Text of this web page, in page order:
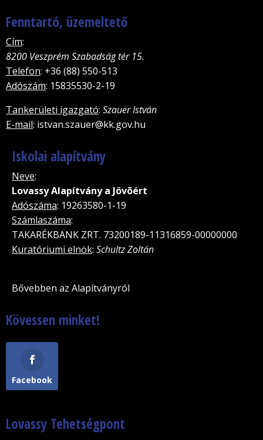
Fenntartó, üzemeltető
Cím:
8200 Veszprém Szabadság tér 15.
Telefon: +36 (88) 550-513
Adószám: 15835530-2-19
Tankerületi igazgató: Szauer István
E-mail: istvan.szauer@kk.gov.hu
Iskolai alapítvány
Neve:
Lovassy Alapítvány a Jövõért
Adószáma: 19263580-1-19
Számlaszáma:
TAKARÉKBANK ZRT. 73200189-11316859-00000000
Kuratóriumi elnök: Schultz Zoltán
Bővebben az Alapítványról
Kövessen minket!
Facebook
Lovassy Tehetségpont